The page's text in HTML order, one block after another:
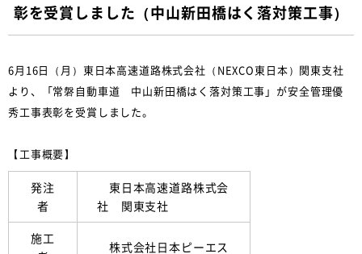
彰を受賞しました（中山新田橋はく落対策工事）
6月16日（月）東日本高速道路株式会社（NEXCO東日本）関東支社
より、「常磐自動車道 中山新田橋はく落対策工事」が安全管理優
秀工事表彰を受賞しました。
【工事概要】
発注
者
東日本高速道路株式会
社 関東支社
施工
株式会社日本ピーエス